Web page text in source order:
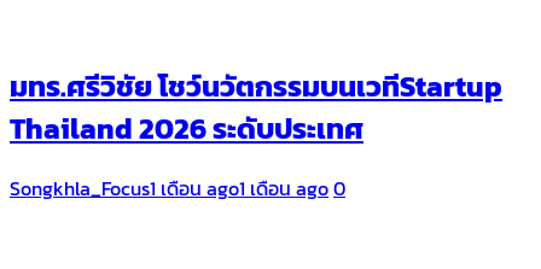
มทร.ศรีวิชัย โชว์นวัตกรรมบนเวทีStartup
Thailand 2026 ระดับประเทศ
Songkhla_Focus1 เดือน ago1 เดือน ago0